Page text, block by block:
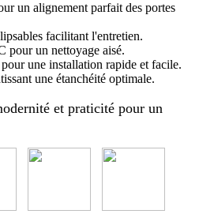
un alignement parfait des portes
facilitant l'entretien.
pour un nettoyage aisé.
une installation rapide et facile.
une étanchéité optimale.
et praticité pour un